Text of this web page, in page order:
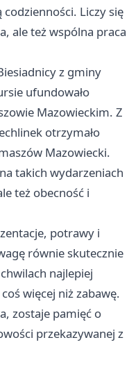
Liczy się
ale też wspólna praca
z gminy
ufundowało
Mazowieckim. Z
otrzymało
Mazowiecki.
takich wydarzeniach
też obecność i
potrawy i
równie skutecznie
najlepiej
więcej niż zabawę.
zostaje pamięć o
przekazywanej z